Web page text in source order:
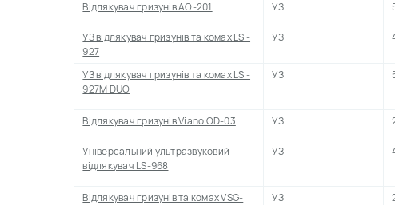
Відлякувач гризунів АО-201 УЗ
УЗ відлякувач гризунів та комах LS -
927
УЗ
УЗ відлякувач гризунів та комах LS -
927M DUO
УЗ
Відлякувач гризунів Viano OD-03 УЗ
Універсальний ультразвуковий
відлякувач LS-968
УЗ
Відлякувач гризунів та комах VSG-
УЗ